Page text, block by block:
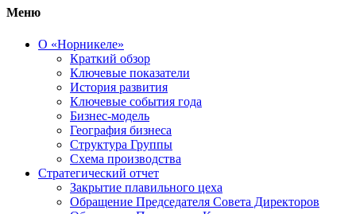
Меню
О «Норникеле»
Краткий обзор
Ключевые показатели
История развития
Ключевые события года
Бизнес-модель
География бизнеса
Структура Группы
Схема производства
Стратегический отчет
Закрытие плавильного цеха
Обращение Председателя Совета Директоров